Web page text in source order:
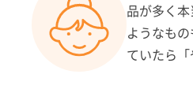
品が多く
ようなも
ていたら